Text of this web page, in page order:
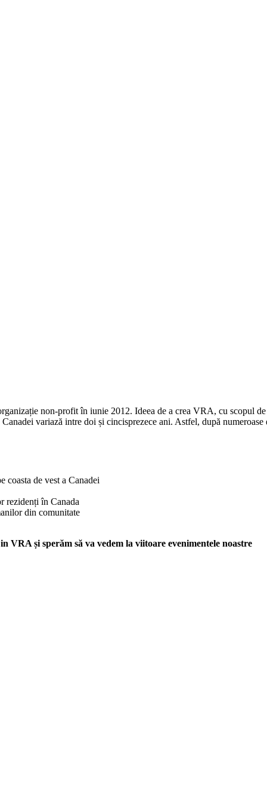
non-profit în iunie 2012. Ideea de a crea VRA, cu scopul
variază intre doi și cincisprezece ani. Astfel, după
coasta de vest a Canadei
rezidenți în Canada
din comunitate
VRA și sperăm să va vedem la viitoare evenimentele noastre